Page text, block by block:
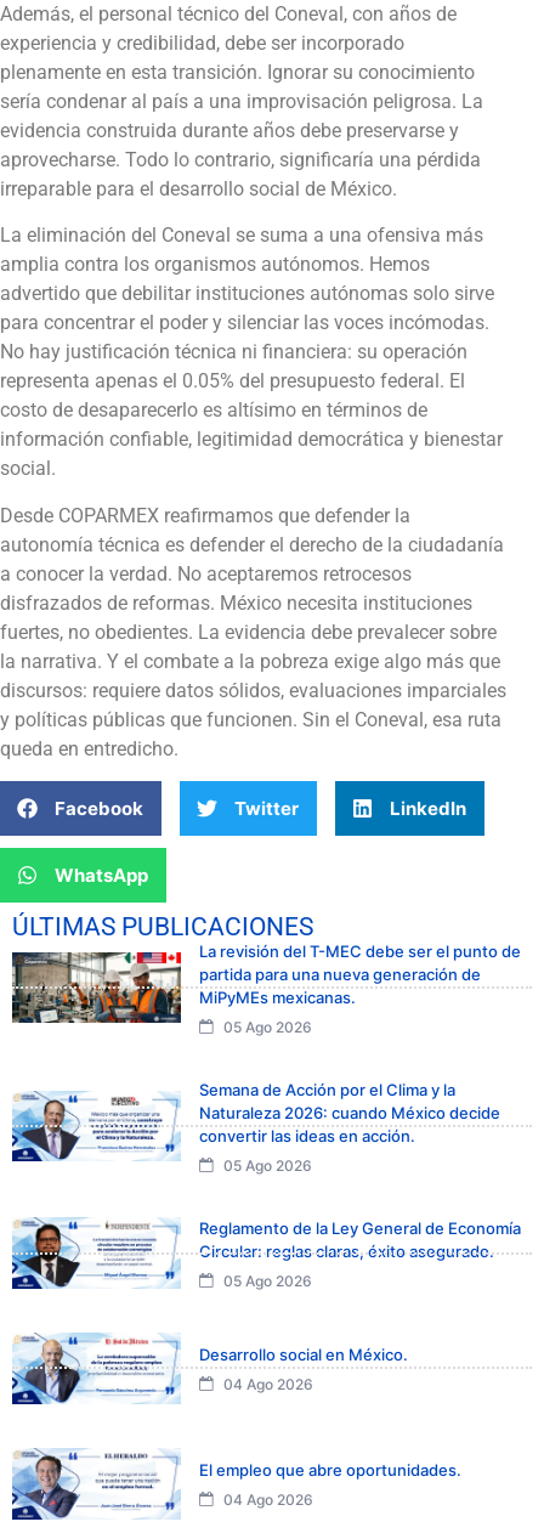
Además, el personal técnico del Coneval, con años de
experiencia y credibilidad, debe ser incorporado
plenamente en esta transición. Ignorar su conocimiento
sería condenar al país a una improvisación peligrosa. La
evidencia construida durante años debe preservarse y
aprovecharse. Todo lo contrario, significaría una pérdida
irreparable para el desarrollo social de México.
La eliminación del Coneval se suma a una ofensiva más
amplia contra los organismos autónomos. Hemos
advertido que debilitar instituciones autónomas solo sirve
para concentrar el poder y silenciar las voces incómodas.
No hay justificación técnica ni financiera: su operación
representa apenas el 0.05% del presupuesto federal. El
costo de desaparecerlo es altísimo en términos de
información confiable, legitimidad democrática y bienestar
social.
Desde COPARMEX reafirmamos que defender la
autonomía técnica es defender el derecho de la ciudadanía
a conocer la verdad. No aceptaremos retrocesos
disfrazados de reformas. México necesita instituciones
fuertes, no obedientes. La evidencia debe prevalecer sobre
la narrativa. Y el combate a la pobreza exige algo más que
discursos: requiere datos sólidos, evaluaciones imparciales
y políticas públicas que funcionen. Sin el Coneval, esa ruta
queda en entredicho.
Facebook Twitter LinkedIn
WhatsApp
ÚLTIMAS PUBLICACIONES
La revisión del T-MEC debe ser el punto de
partida para una nueva generación de
MiPyMEs mexicanas.
05 Ago 2026
Semana de Acción por el Clima y la
Naturaleza 2026: cuando México decide
convertir las ideas en acción.
05 Ago 2026
Reglamento de la Ley General de Economía
Circular: reglas claras, éxito asegurado.
05 Ago 2026
Desarrollo social en México.
04 Ago 2026
El empleo que abre oportunidades.
04 Ago 2026